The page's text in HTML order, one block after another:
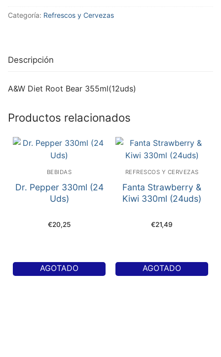
Categoría: Refrescos y Cervezas
Descripción
A&W Diet Root Bear 355ml(12uds)
Productos relacionados
BEBIDAS
Dr. Pepper 330ml (24
Uds)
€20,25
AGOTADO
REFRESCOS Y CERVEZAS
Fanta Strawberry &
Kiwi 330ml (24uds)
€21,49
AGOTADO